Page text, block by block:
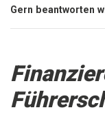
Gern beantworten